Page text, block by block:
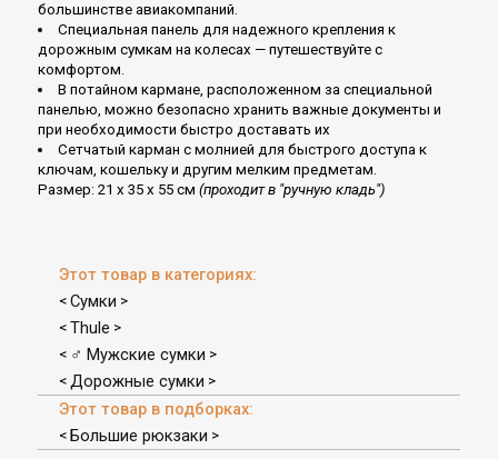
большинстве авиакомпаний.
Специальная панель для надежного крепления к
дорожным сумкам на колесах — путешествуйте с
комфортом.
В потайном кармане, расположенном за специальной
панелью, можно безопасно хранить важные документы и
при необходимости быстро доставать их
Сетчатый карман с молнией для быстрого доступа к
ключам, кошельку и другим мелким предметам.
Размер: 21 x 35 x 55 см (проходит в "ручную кладь")
Этот товар в категориях:
< Сумки >
< Thule >
< ♂ Мужские сумки >
< Дорожные сумки >
Этот товар в подборках:
< Большие рюкзаки >